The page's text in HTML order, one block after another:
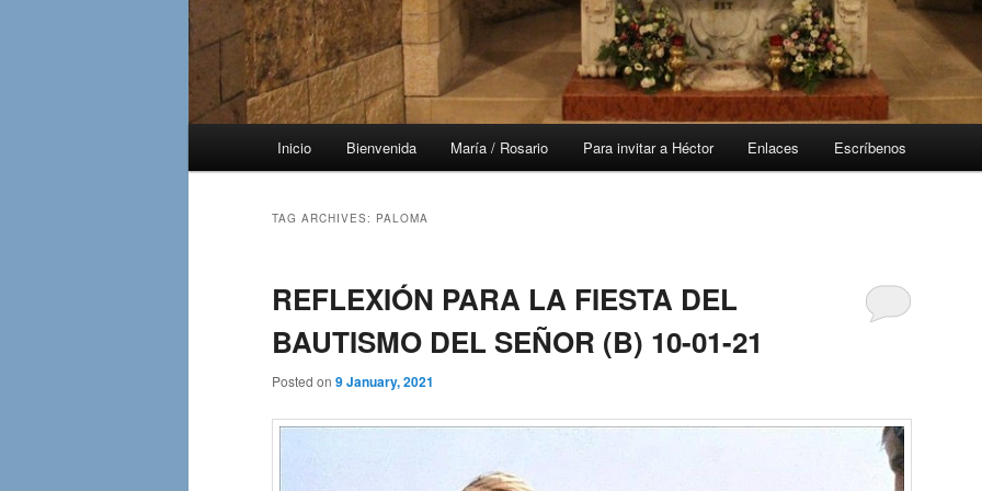
Inicio Bienvenida María / Rosario Para invitar a Héctor Enlaces Escríbenos
TAG ARCHIVES: PALOMA
REFLEXIÓN PARA LA FIESTA DEL
BAUTISMO DEL SEÑOR (B) 10-01-21
Posted on 9 January, 2021